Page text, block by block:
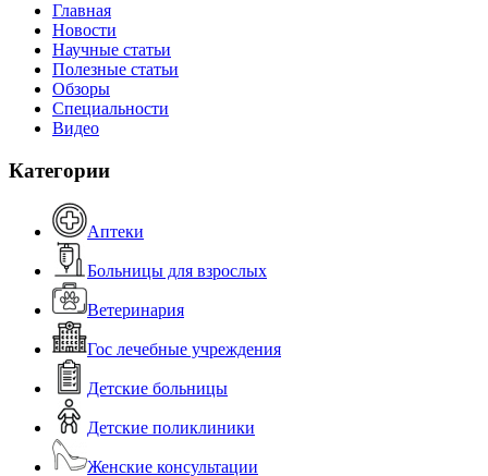
Главная
Новости
Научные статьи
Полезные статьи
Обзоры
Специальности
Видео
Категории
Аптеки
Больницы для взрослых
Ветеринария
Гос лечебные учреждения
Детские больницы
Детские поликлиники
Женские консультации